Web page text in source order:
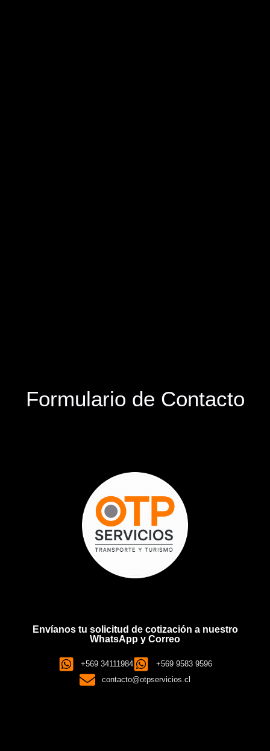
Formulario de Contacto
Envíanos tu solicitud de cotización a nuestro
WhatsApp y Correo
+569 34111984
+569 9583 9596
contacto@otpservicios.cl